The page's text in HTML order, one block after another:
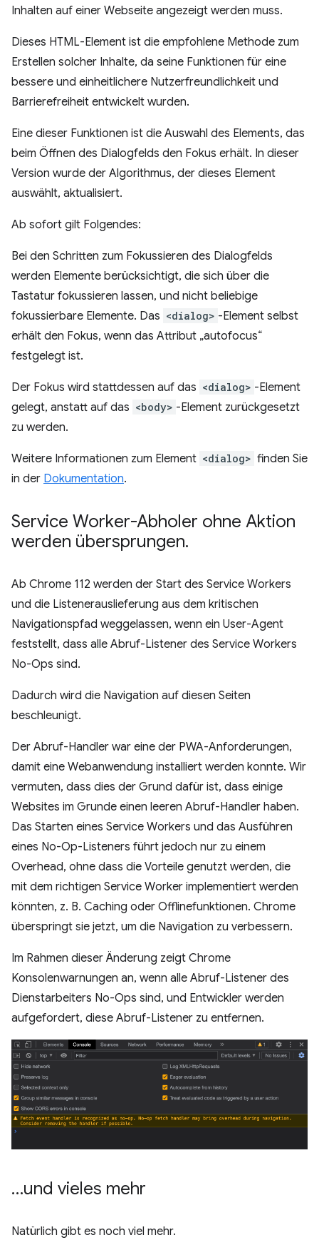
Inhalten auf einer Webseite angezeigt werden muss.
Dieses HTML-Element ist die empfohlene Methode zum
Erstellen solcher Inhalte, da seine Funktionen für eine
bessere und einheitlichere Nutzerfreundlichkeit und
Barrierefreiheit entwickelt wurden.
Eine dieser Funktionen ist die Auswahl des Elements, das
beim Öffnen des Dialogfelds den Fokus erhält. In dieser
Version wurde der Algorithmus, der dieses Element
auswählt, aktualisiert.
Ab sofort gilt Folgendes:
Bei den Schritten zum Fokussieren des Dialogfelds
werden Elemente berücksichtigt, die sich über die
Tastatur fokussieren lassen, und nicht beliebige
fokussierbare Elemente. Das <dialog> -Element selbst
erhält den Fokus, wenn das Attribut „autofocus“
festgelegt ist.
Der Fokus wird stattdessen auf das <dialog> -Element
gelegt, anstatt auf das <body> -Element zurückgesetzt
zu werden.
Weitere Informationen zum Element <dialog> finden Sie
in der Dokumentation.
Service Worker-Abholer ohne Aktion
werden übersprungen.
Ab Chrome 112 werden der Start des Service Workers
und die Listenerauslieferung aus dem kritischen
Navigationspfad weggelassen, wenn ein User-Agent
feststellt, dass alle Abruf-Listener des Service Workers
No-Ops sind.
Dadurch wird die Navigation auf diesen Seiten
beschleunigt.
Der Abruf-Handler war eine der PWA-Anforderungen,
damit eine Webanwendung installiert werden konnte. Wir
vermuten, dass dies der Grund dafür ist, dass einige
Websites im Grunde einen leeren Abruf-Handler haben.
Das Starten eines Service Workers und das Ausführen
eines No-Op-Listeners führt jedoch nur zu einem
Overhead, ohne dass die Vorteile genutzt werden, die
mit dem richtigen Service Worker implementiert werden
könnten, z. B. Caching oder Offlinefunktionen. Chrome
überspringt sie jetzt, um die Navigation zu verbessern.
Im Rahmen dieser Änderung zeigt Chrome
Konsolenwarnungen an, wenn alle Abruf-Listener des
Dienstarbeiters No-Ops sind, und Entwickler werden
aufgefordert, diese Abruf-Listener zu entfernen.
…und vieles mehr
Natürlich gibt es noch viel mehr.